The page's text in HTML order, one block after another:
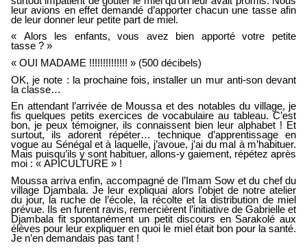
leur avions en effet demandé d’apporter chacun une tasse afin
de leur donner leur petite part de miel.
« Alors les enfants, vous avez bien apporté votre petite
tasse ? »
« OUI MADAME !!!!!!!!!!!!!! » (500 décibels)
OK, je note : la prochaine fois, installer un mur anti-son devant
la classe…
En attendant l’arrivée de Moussa et des notables du village, je
fis quelques petits exercices de vocabulaire au tableau. C’est
bon, je peux témoigner, ils connaissent bien leur alphabet ! Et
surtout, ils adorent répéter… technique d’apprentissage en
vogue au Sénégal et à laquelle, j’avoue, j’ai du mal à m’habituer.
Mais puisqu’ils y sont habituer, allons-y gaiement, répétez après
moi : « APICULTURE » !
Moussa arriva enfin, accompagné de l’Imam Sow et du chef du
village Djambala. Je leur expliquai alors l’objet de notre atelier
du jour, la ruche de l’école, la récolte et la distribution de miel
prévue. Ils en furent ravis, remercièrent l’initiative de Gabrielle et
Djambala fit spontanément un petit discours en Sarakolé aux
élèves pour leur expliquer en quoi le miel était bon pour la santé.
Je n’en demandais pas tant !